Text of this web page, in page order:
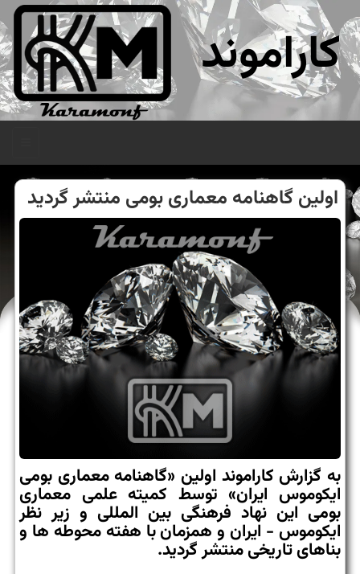
کاراموند
اولین گاهنامه معماری بومی منتشر گردید
به گزارش كاراموند اولین «گاهنامه معماری بومی
ایكوموس ایران» توسط كمیته علمی معماری
بومی این نهاد فرهنگی بین المللی و زیر نظر
ایكوموس - ایران و همزمان با هفته محوطه ها و
بناهای تاریخی منتشر گردید.